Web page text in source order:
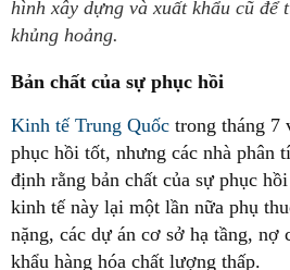
hình xây dựng và xuất khẩu cũ để
khủng hoảng.
Bản chất của sự phục hồi
Kinh tế Trung Quốc trong tháng 7
phục hồi tốt, nhưng các nhà phân
định rằng bản chất của sự phục
kinh tế này lại một lần nữa phụ
nặng, các dự án cơ sở hạ tầng, nợ
khẩu hàng hóa chất lượng thấp.